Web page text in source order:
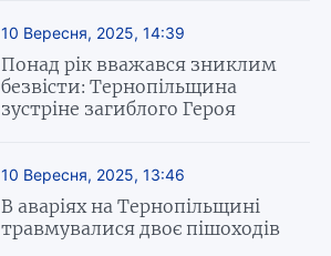
10 Вересня, 2025, 14:39
Понад рік вважався зниклим
безвісти: Тернопільщина
зустріне загиблого Героя
10 Вересня, 2025, 13:46
В аваріях на Тернопільщині
травмувалися двоє пішоходів